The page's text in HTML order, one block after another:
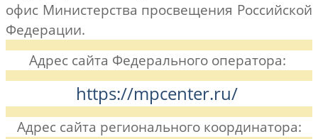
офис Министерства просвещения Российской
Федерации.
Адрес сайта Федерального оператора:
https://mpcenter.ru/
Адрес сайта регионального координатора: